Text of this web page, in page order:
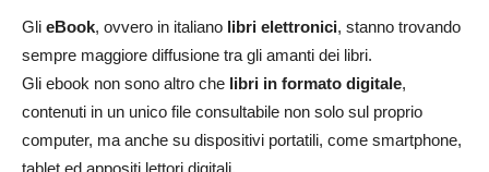
Gli eBook, ovvero in italiano libri elettronici, stanno trovando
sempre maggiore diffusione tra gli amanti dei libri.
Gli ebook non sono altro che libri in formato digitale,
contenuti in un unico file consultabile non solo sul proprio
computer, ma anche su dispositivi portatili, come smartphone,
tablet ed appositi lettori digitali.